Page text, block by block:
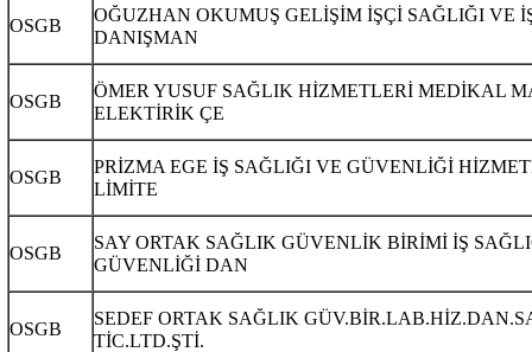
OSGB
OĞUZHAN OKUMUŞ GELİŞİM İŞÇİ SAĞLIĞI VE
DANIŞMAN
OSGB
ÖMER YUSUF SAĞLIK HİZMETLERİ MEDİKAL
ELEKTİRİK ÇE
OSGB
PRİZMA EGE İŞ SAĞLIĞI VE GÜVENLİĞİ
LİMİTE
OSGB
SAY ORTAK SAĞLIK GÜVENLİK BİRİMİ İŞ
GÜVENLİĞİ DAN
OSGB
SEDEF ORTAK SAĞLIK
TİC.LTD.ŞTİ.